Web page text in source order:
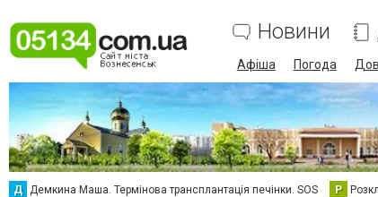
Новини
Афіша Погода
Д Демкина Маша. Термінова трансплантація печінки. SOS Р